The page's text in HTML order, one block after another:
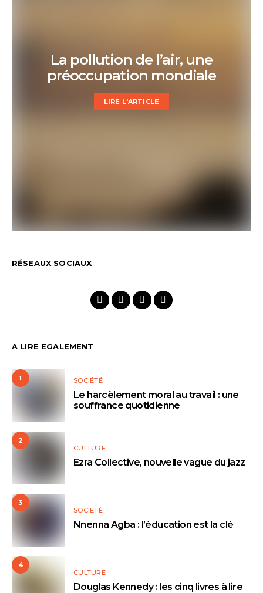
La pollution de l’air, une
préoccupation mondiale
LIRE L'ARTICLE
RÉSEAUX SOCIAUX
A LIRE EGALEMENT
1 SOCIÉTÉ
Le harcèlement moral au travail : une
souffrance quotidienne
2
CULTURE
Ezra Collective, nouvelle vague du jazz
3
SOCIÉTÉ
Nnenna Agba : l’éducation est la clé
4
CULTURE
Douglas Kennedy : les cinq livres à lire